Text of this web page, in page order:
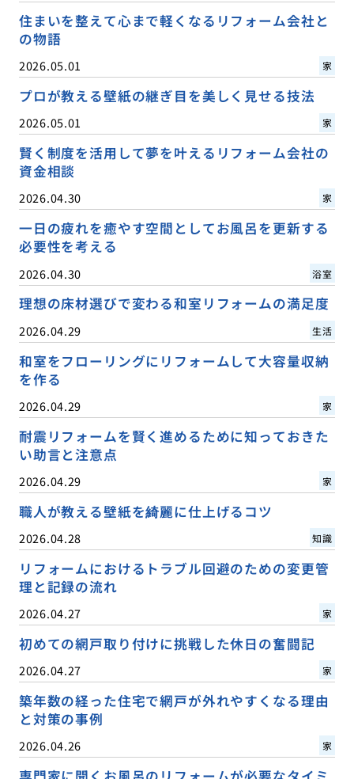
住まいを整えて心まで軽くなるリフォーム会社と
の物語
2026.05.01 家
プロが教える壁紙の継ぎ目を美しく見せる技法
2026.05.01 家
賢く制度を活用して夢を叶えるリフォーム会社の
資金相談
2026.04.30 家
一日の疲れを癒やす空間としてお風呂を更新する
必要性を考える
2026.04.30 浴室
理想の床材選びで変わる和室リフォームの満足度
2026.04.29 生活
和室をフローリングにリフォームして大容量収納
を作る
2026.04.29 家
耐震リフォームを賢く進めるために知っておきた
い助言と注意点
2026.04.29 家
職人が教える壁紙を綺麗に仕上げるコツ
2026.04.28 知識
リフォームにおけるトラブル回避のための変更管
理と記録の流れ
2026.04.27 家
初めての網戸取り付けに挑戦した休日の奮闘記
2026.04.27 家
築年数の経った住宅で網戸が外れやすくなる理由
と対策の事例
2026.04.26 家